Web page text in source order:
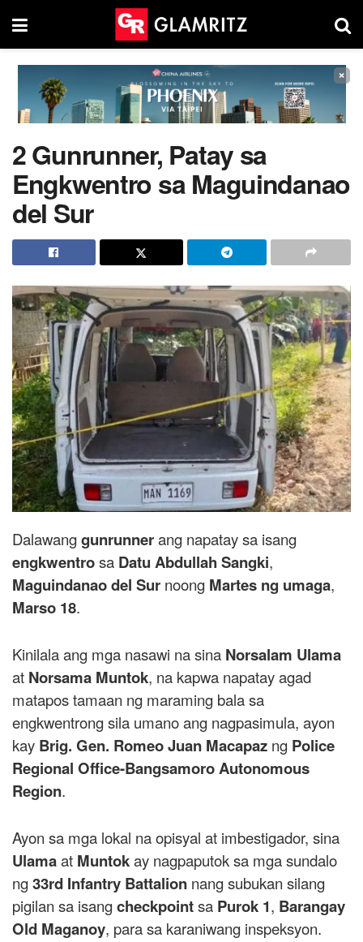
×
2 Gunrunner, Patay sa
Engkwentro sa Maguindanao
del Sur
Dalawanggunrunnerang napatay sa isang
engkwentrosa Datu Abdullah Sangki,
Maguindanao del Sur noong Martes ng umaga,
Marso 18.
Kinilala ang mga nasawi na sina Norsalam Ulama
at Norsama Muntok, na kapwa napatay agad
matapos tamaan ng maraming bala sa
engkwentrong sila umano ang nagpasimula, ayon
kay Brig. Gen. Romeo Juan Macapaz ng Police
Regional Office-Bangsamoro Autonomous
Region.
Ayon sa mga lokal na opisyal at imbestigador, sina
Ulamaat Muntokay nagpaputok sa mga sundalo
ng33rd Infantry Battalion nang subukan silang
pigilan sa isangcheckpointsa Purok 1, Barangay
Old Maganoy, para sa karaniwang inspeksyon.